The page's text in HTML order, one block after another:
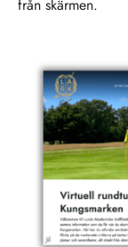
från skärmen.